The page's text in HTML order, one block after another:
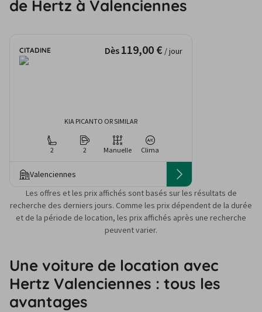
de Hertz à Valenciennes
CITADINE Dès 119,00 € / jour
KIA PICANTO OR SIMILAR
2 2 Manuelle Clima
Valenciennes
Les offres et les prix affichés sont basés sur les résultats de
recherche des derniers jours. Comme les prix dépendent de la durée
et de la période de location, les prix affichés après une recherche
peuvent varier.
Une voiture de location avec
Hertz Valenciennes : tous les
avantages